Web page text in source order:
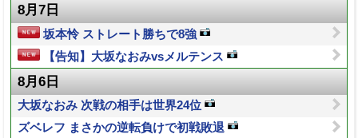
8月7日
坂本怜 ストレート勝ちで8強
【告知】大坂なおみvsメルテンス
8月6日
大坂なおみ 次戦の相手は世界24位
ズベレフ まさかの逆転負けで初戦敗退